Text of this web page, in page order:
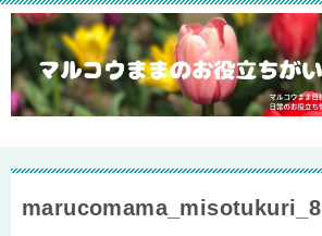
marucomama_misotukuri_8